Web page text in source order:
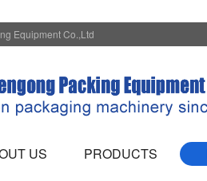
Equipment Co.,Ltd
US PRODUCTS